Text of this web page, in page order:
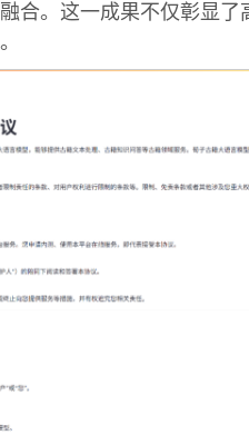
合。这一成果不仅彰显